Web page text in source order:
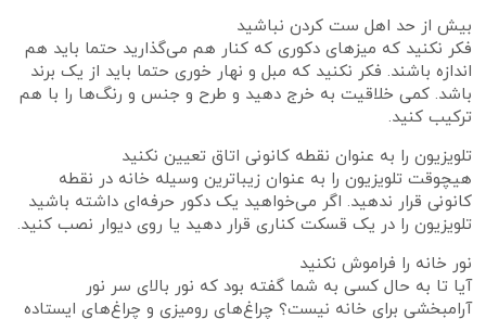
بیش از حد اهل ست کردن نباشید
فکر نکنید که میزهای دکوری که کنار هم می‌گذارید حتما باید هم
اندازه باشند. فکر نکنید که مبل و نهار خوری حتما باید از یک برند
باشد. کمی خلاقیت به خرج دهید و طرح و جنس و رنگ‌ها را با هم
ترکیب کنید.
تلویزیون را به عنوان نقطه کانونی اتاق تعیین نکنید
هیچوقت تلویزیون را به عنوان زیباترین وسیله خانه در نقطه
کانونی قرار ندهید. اگر می‌خواهید یک دکور حرفه‌ای داشته باشید
تلویزیون را در یک قسکت کناری قرار دهید یا روی دیوار نصب کنید.
نور خانه را فراموش نکنید
آیا تا به حال کسی به شما گفته بود که نور بالای سر نور
آرامبخشی برای خانه نیست؟ چراغ‌های رومیزی و چراغ‌های ایستاده